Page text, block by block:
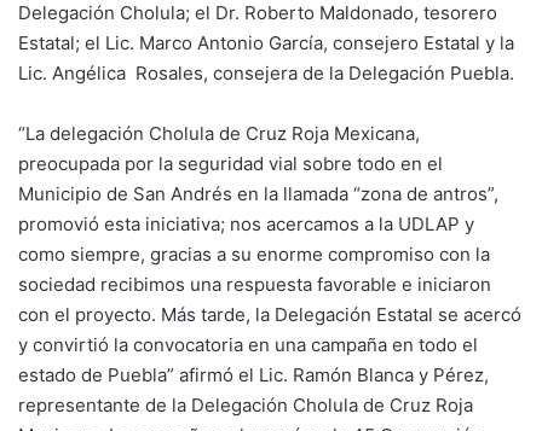
Delegación Cholula; el Dr. Roberto Maldonado, tesorero
Estatal; el Lic. Marco Antonio García, consejero Estatal y la
Lic. Angélica Rosales, consejera de la Delegación Puebla.
“La delegación Cholula de Cruz Roja Mexicana,
preocupada por la seguridad vial sobre todo en el
Municipio de San Andrés en la llamada “zona de antros”,
promovió esta iniciativa; nos acercamos a la UDLAP y
como siempre, gracias a su enorme compromiso con la
sociedad recibimos una respuesta favorable e iniciaron
con el proyecto. Más tarde, la Delegación Estatal se acercó
y convirtió la convocatoria en una campaña en todo el
estado de Puebla” afirmó el Lic. Ramón Blanca y Pérez,
representante de la Delegación Cholula de Cruz Roja